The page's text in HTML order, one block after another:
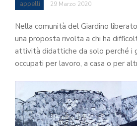
appelli 29 Marzo 2020
Nella comunità del Giardino
una proposta rivolta a chi ha
attività didattiche da solo perché i
occupati per lavoro, a casa o per